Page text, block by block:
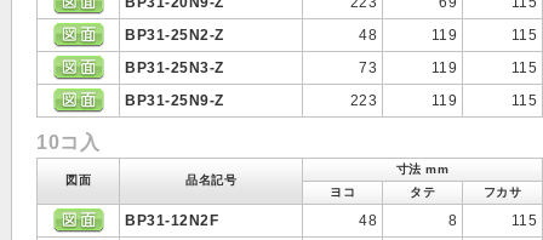
BP31-25N2-Z
48 119
115
BP31-25N3-Z
73 119
115
BP31-25N9-Z
223 119 115
10コ入
図面 品名記号
寸法 mm
ヨコ
タテ フカサ
BP31-12N2F 48 8
115